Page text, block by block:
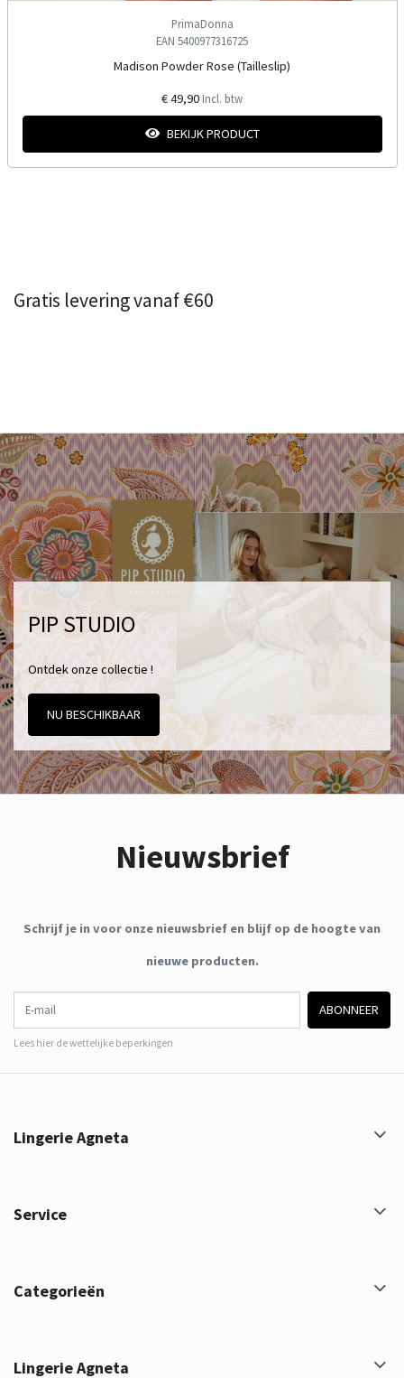
PrimaDonna
EAN 5400977316725
Madison Powder Rose (Tailleslip)
€ 49,90 Incl. btw
BEKIJK PRODUCT
Gratis levering vanaf €60
PIP STUDIO
Ontdek onze collectie !
NU BESCHIKBAAR
Nieuwsbrief
Schrijf je in voor onze nieuwsbrief en blijf op de hoogte van
nieuwe producten.
ABONNEER
Lees hier de wettelijke beperkingen
Lingerie Agneta
Service
Categorieën
Lingerie Agneta